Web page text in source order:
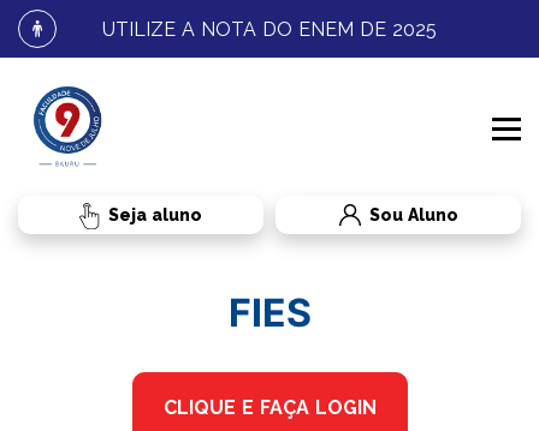
UTILIZE A NOTA DO ENEM DE 2025
Sou Aluno
FIES
CLIQUE E FAÇA LOGIN